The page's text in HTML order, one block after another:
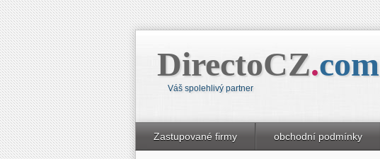
DirectoCZ.com
Váš spolehlivý partner
Zastupované firmy obchodní podmínky